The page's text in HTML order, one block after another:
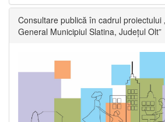
Consultare publică în cadrul proiectului
General Municipiul Slatina, Județul Olt”